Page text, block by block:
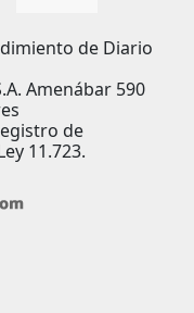
de Diario
Amenábar 590
de
11.723.